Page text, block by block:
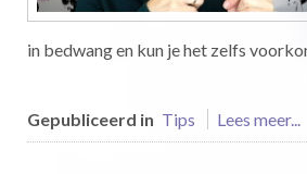
in bedwang en kun je het zelfs
Gepubliceerd in Tips Lees meer...